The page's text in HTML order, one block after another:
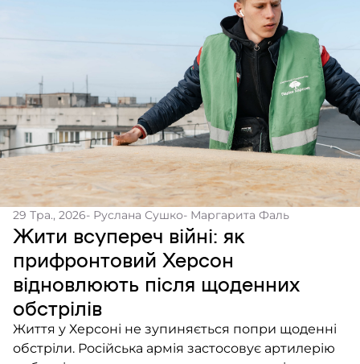
29 Тра., 2026- Руслана Сушко- Маргарита Фаль
Жити всупереч війні: як
прифронтовий Херсон
відновлюють після щоденних
обстрілів
Життя у Херсоні не зупиняється попри щоденні
обстріли. Російська армія застосовує артилерію